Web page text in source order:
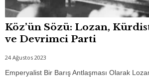
Köz’ün Sözü: Lozan,
ve Devrimci Parti
24 Ağustos 2023
Emperyalist Bir Barış Antlaşması Olarak